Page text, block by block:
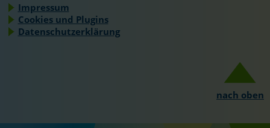
Impressum
Cookies und Plugins
Datenschutzerklärung
nach oben